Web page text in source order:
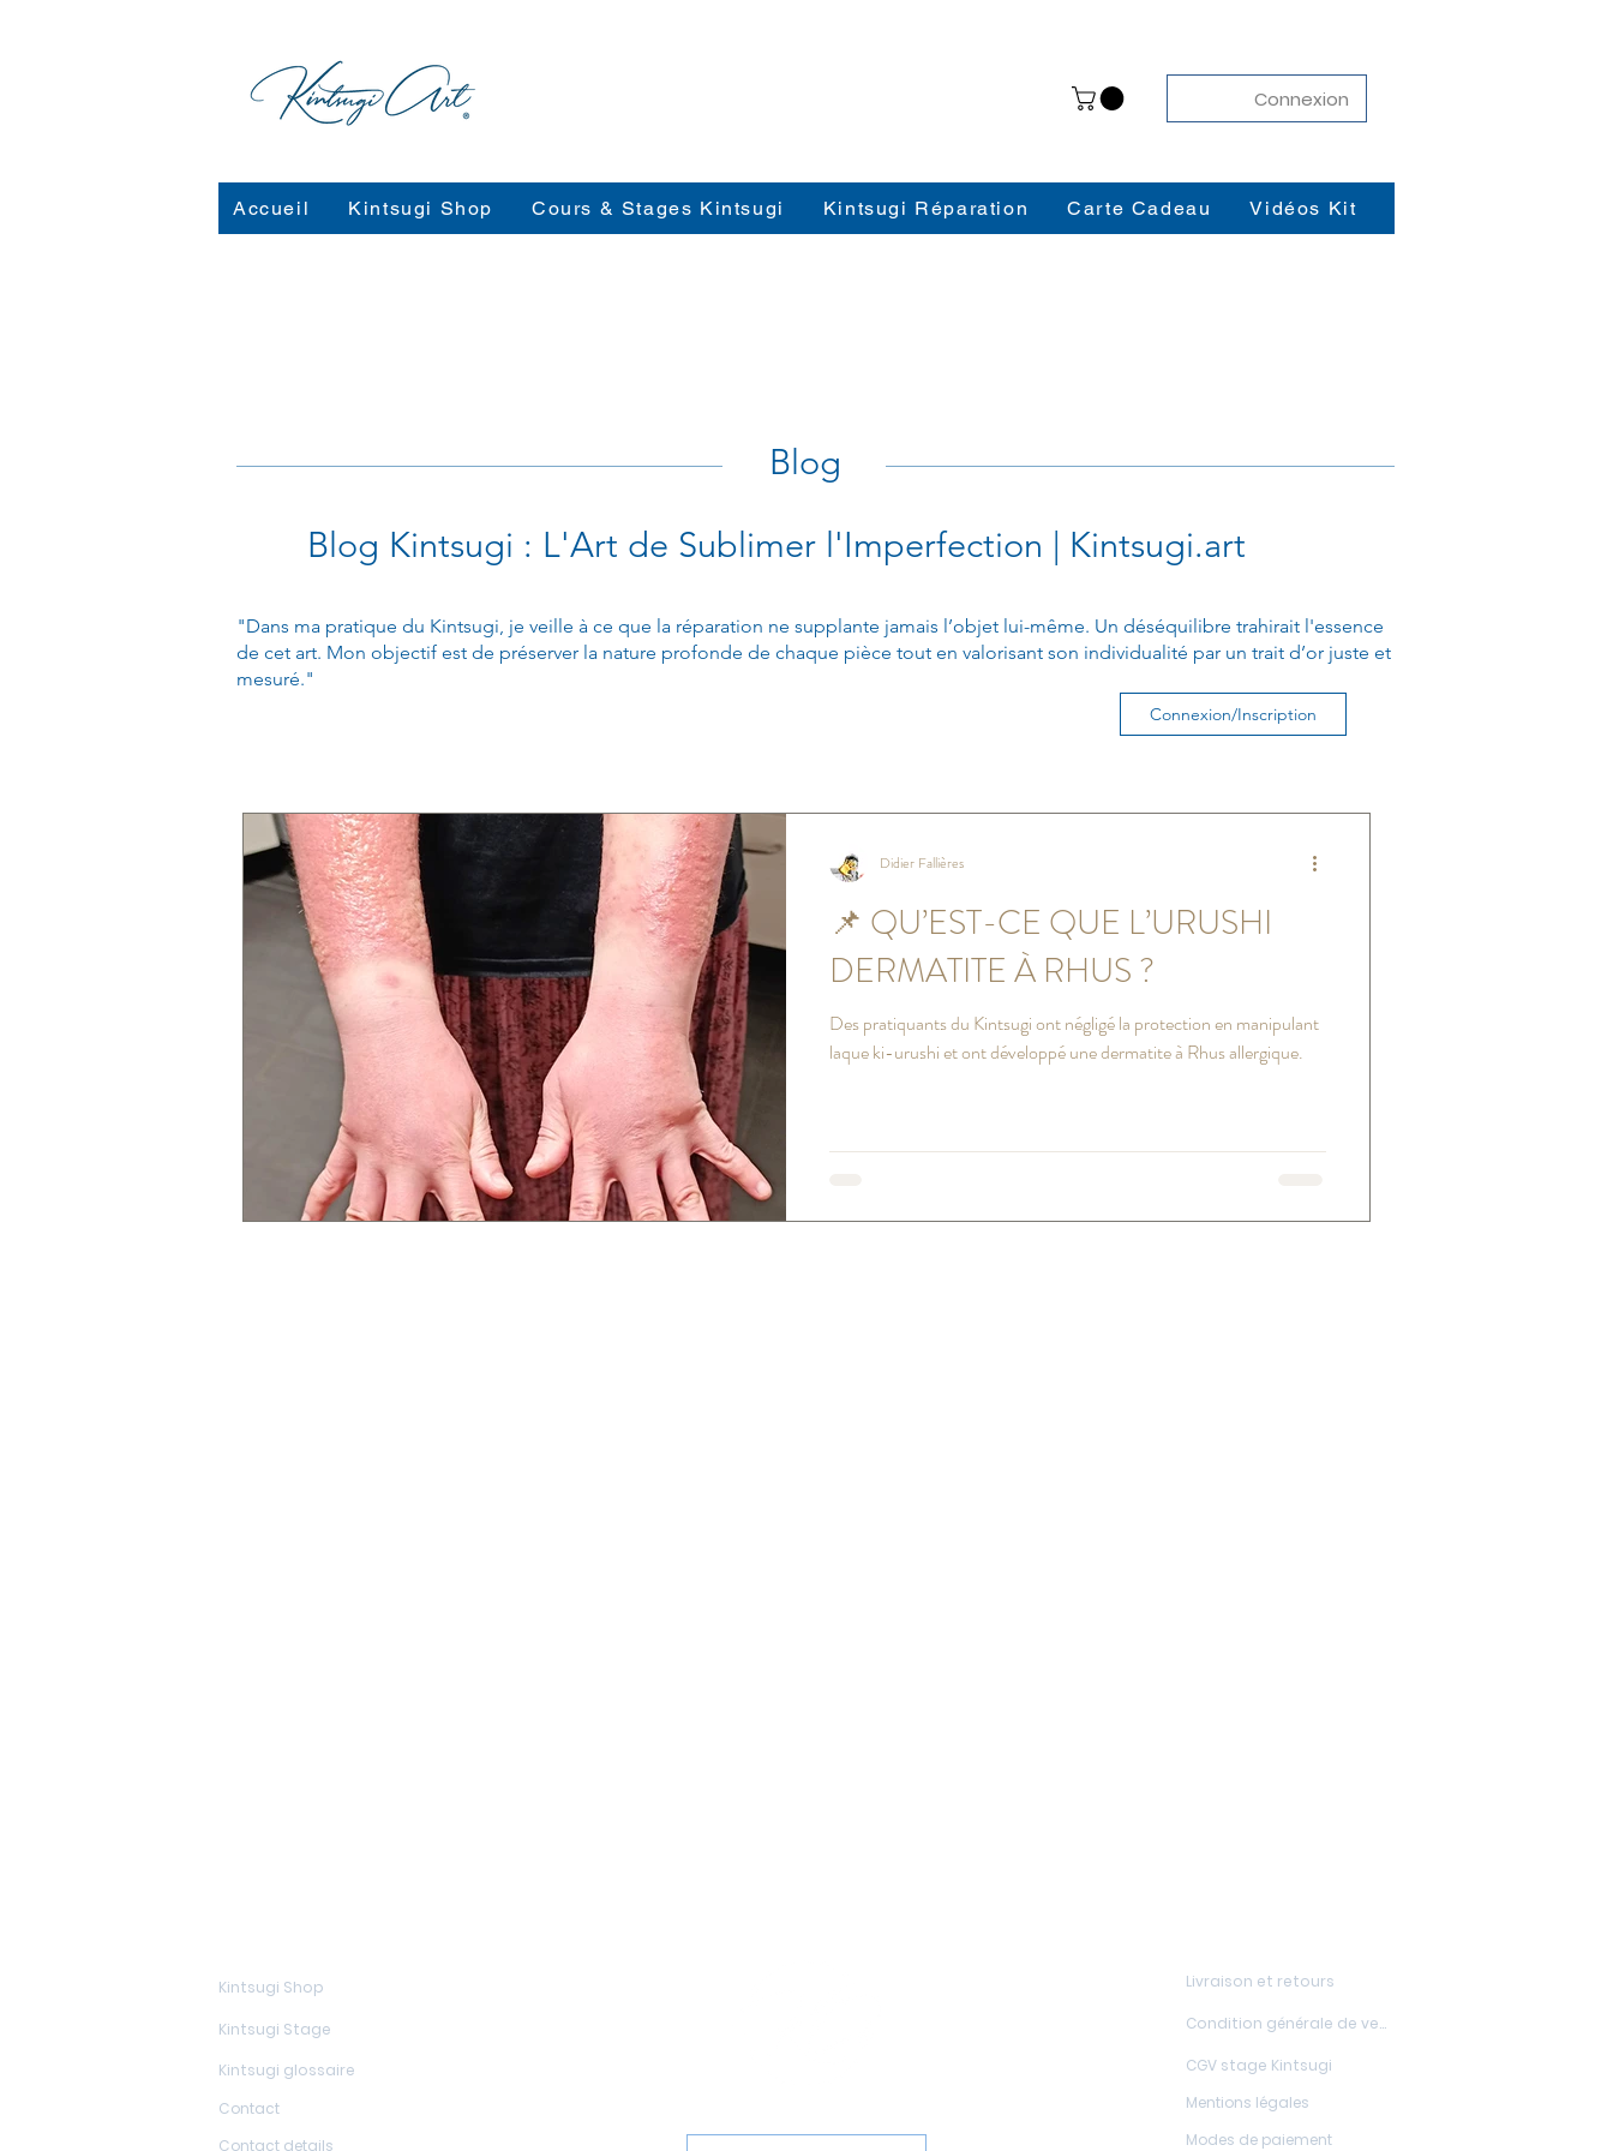
Connexion
Accueil Kintsugi Shop Cours & Stages Kintsugi Kintsugi Réparation Carte Cadeau Vidéos Kit
Blog
Blog Kintsugi : L'Art de Sublimer l'Imperfection | Kintsugi.art
"Dans ma pratique du Kintsugi, je veille à ce que la réparation ne supplante jamais l’objet lui-même. Un déséquilibre trahirait l'essence
de cet art. Mon objectif est de préserver la nature profonde de chaque pièce tout en valorisant son individualité par un trait d’or juste et
mesuré."
Connexion/Inscription
📌 QU’EST-CE QUE L’URUSHI
DERMATITE À RHUS ?
Des pratiquants du Kintsugi ont négligé la protection en manipulant
laque ki-urushi et ont développé une dermatite à Rhus allergique.
Didier Fallières
Kintsugi Shop
Kintsugi Stage
Kintsugi glossaire
Contact
Contact details
Livraison et retours
Condition générale de vente
CGV stage Kintsugi
Mentions légales
Modes de paiement